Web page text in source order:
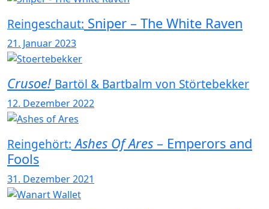
Reingeschaut: Sniper – The White Raven
21. Januar 2023
Crusoe! Bartöl & Bartbalm von Störtebekker
12. Dezember 2022
Reingehört: Ashes Of Ares – Emperors and
Fools
31. Dezember 2021